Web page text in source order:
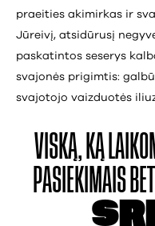
praeities akimirkas ir
Jūreivį, atsidūrusį
paskatintos seserys
svajonės prigimtis:
svajotojo vaizduotės
VISKĄ, KĄ
PASIEKIMAIS BET